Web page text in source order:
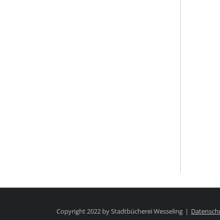
Copyright 2022 by Stadtbücherei Wesseling